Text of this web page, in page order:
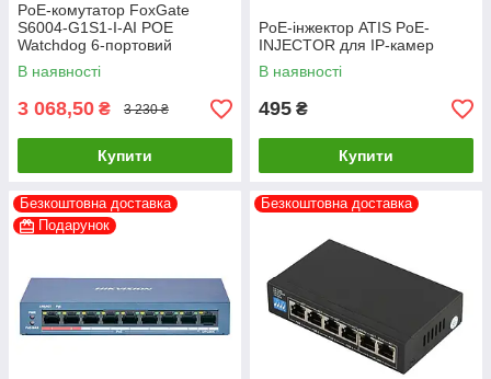
PoE-комутатор FoxGate
S6004-G1S1-I-AI POE
Watchdog 6-портовий
некерований
В наявності
3 068,50 ₴ 3 230 ₴
Купити
PoE-інжектор ATIS PoE-
INJECTOR для IP-камер
В наявності
495 ₴
Купити
Безкоштовна доставка
Подарунок
Безкоштовна доставка